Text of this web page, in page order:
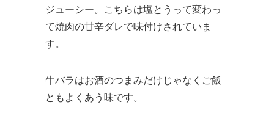
ジューシー。こちらは塩とうって変わっ
て焼肉の甘辛ダレで味付けされていま
す。
牛バラはお酒のつまみだけじゃなくご飯
ともよくあう味です。